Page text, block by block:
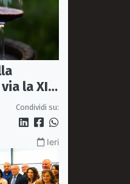
la XII
Condividi su:
Ieri